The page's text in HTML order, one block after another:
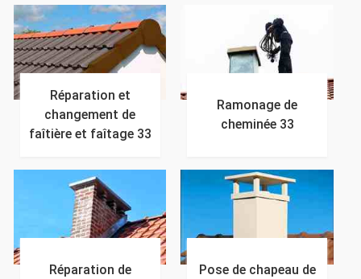
Réparation et
changement de
faîtière et faîtage 33
Ramonage de
cheminée 33
Réparation de
Pose de chapeau de